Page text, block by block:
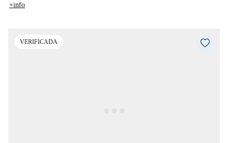
+info
VERIFICADA